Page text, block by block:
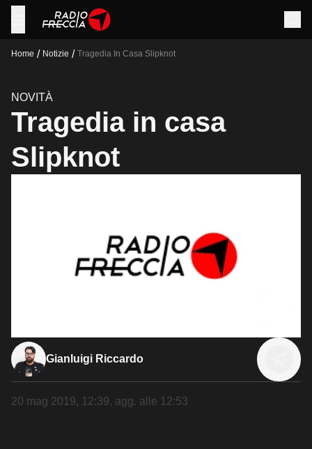
Home / Notizie / Tragedia In Casa Slipknot
NOVITÀ
Tragedia in casa
Slipknot
Gianluigi Riccardo
20 mag 2019, 12:39, agg. alle 12:53